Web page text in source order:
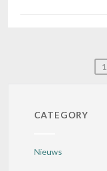
PAGINERING
1
CATEGORY
Nieuws